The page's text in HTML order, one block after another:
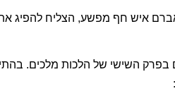
אברם איש חף מפשע, הצליח להפיג
השישי של הלכות מלכים.
: